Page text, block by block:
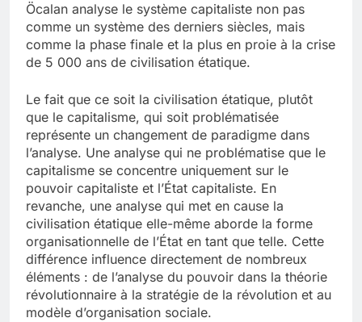
Öcalan analyse le système capitaliste non pas
comme un système des derniers siècles, mais
comme la phase finale et la plus en proie à la crise
de 5 000 ans de civilisation étatique.
Le fait que ce soit la civilisation étatique, plutôt
que le capitalisme, qui soit problématisée
représente un changement de paradigme dans
l’analyse. Une analyse qui ne problématise que le
capitalisme se concentre uniquement sur le
pouvoir capitaliste et l’État capitaliste. En
revanche, une analyse qui met en cause la
civilisation étatique elle-même aborde la forme
organisationnelle de l’État en tant que telle. Cette
différence influence directement de nombreux
éléments : de l’analyse du pouvoir dans la théorie
révolutionnaire à la stratégie de la révolution et au
modèle d’organisation sociale.